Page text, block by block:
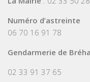
Numéro d’astreinte
06 70 16 91 78
Gendarmerie de
02 33 91 37 65